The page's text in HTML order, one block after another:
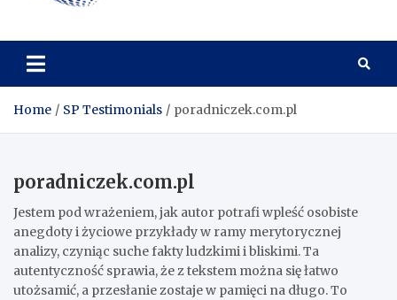
Homecrx
Home SP Testimonials poradniczek.com.pl
poradniczek.com.pl
Jestem pod wrażeniem, jak autor potrafi wpleść osobiste
anegdoty i życiowe przykłady w ramy merytorycznej
analizy, czyniąc suche fakty ludzkimi i bliskimi. Ta
autentyczność sprawia, że z tekstem można się łatwo
utożsamić, a przesłanie zostaje w pamięci na długo. To